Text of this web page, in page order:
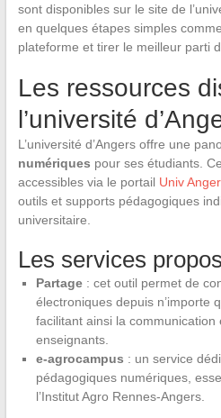
sont disponibles sur le site de
en quelques étapes simples
plateforme et tirer le meilleur parti
Les ressources
l’université
L’université d’Angers offre une
numériques pour ses étudiants.
accessibles via le portail Univ
outils et supports pédagogiques
universitaire.
Les services
Partage: cet outil permet de
électroniques depuis n’importe
facilitant ainsi la communication
enseignants.
e-agrocampus : un service
pédagogiques numériques,
l’Institut Agro Rennes-Angers.